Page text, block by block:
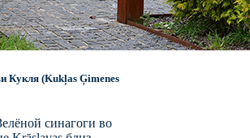
Кукля (Kukļas Ģimenes
синагоги во